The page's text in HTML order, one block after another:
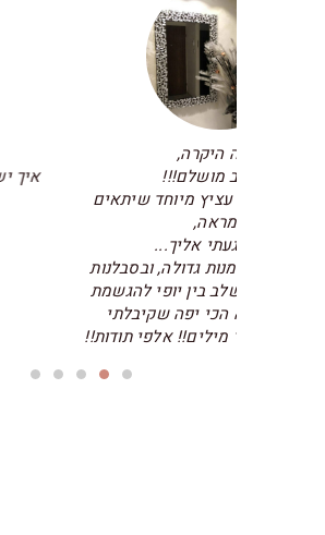
שלמות על!!!! אני מתרגשת!
איך ישר קלעת לצבעים שאני צריכה ... אין
דברים כאלו, תודהההה!